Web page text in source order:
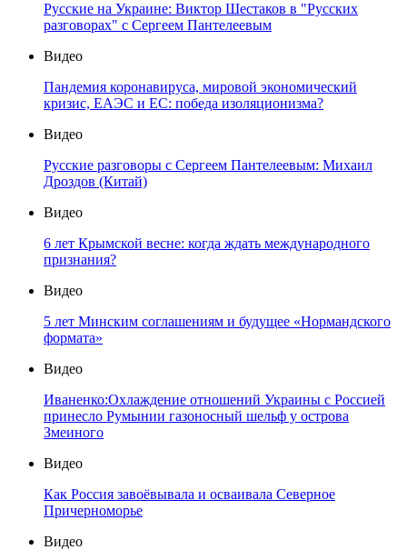
Русские на Украине: Виктор Шестаков в "Русских
разговорах" с Сергеем Пантелеевым
Видео
Пандемия коронавируса, мировой экономический
кризис, ЕАЭС и ЕС: победа изоляционизма?
Видео
Русские разговоры с Сергеем Пантелеевым: Михаил
Дроздов (Китай)
Видео
6 лет Крымской весне: когда ждать международного
признания?
Видео
5 лет Минским соглашениям и будущее «Нормандского
формата»
Видео
Иваненко:Охлаждение отношений Украины с Россией
принесло Румынии газоносный шельф у острова
Змеиного
Видео
Как Россия завоёвывала и осваивала Северное
Причерноморье
Видео